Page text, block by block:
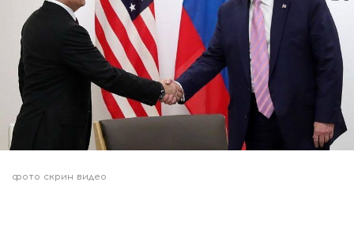
фото скрин видео